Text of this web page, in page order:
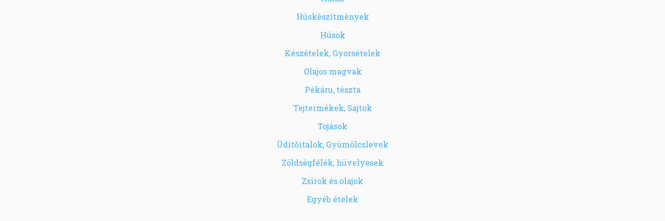
Húskészítmények
Húsok
Készételek, Gyorsételek
Olajos magvak
Pékáru, tészta
Tejtermékek, Sajtok
Tojások
Üdítőitalok, Gyümölcslevek
Zöldségfélék, hüvelyesek
Zsírok és olajok
Egyéb ételek